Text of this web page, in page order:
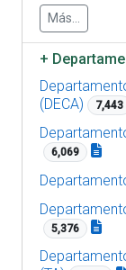
Más...
+
(DECA)
7,443
6,069
5,376